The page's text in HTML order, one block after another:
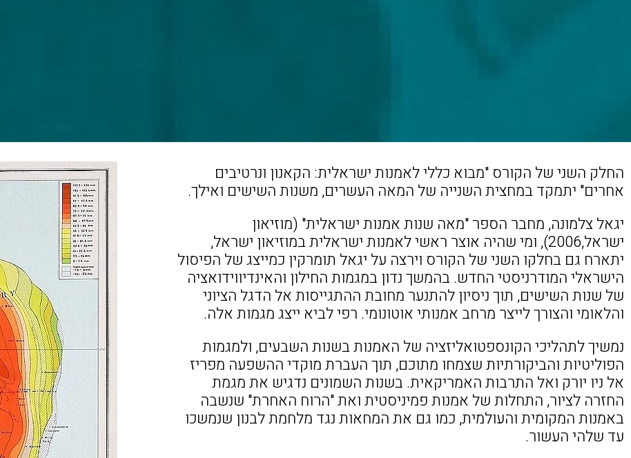
החלק השני של הקורס "מבוא כללי לאמנות ישראלית: הקאנון ונרטיבים
אחרים" יתמקד במחצית השנייה של המאה העשרים, משנות השישים ואילך.
יגאל צלמונה, מחבר הספר "מאה שנות אמנות ישראלית" (מוזיאון
ישראל,2006), ומי שהיה אוצר ראשי לאמנות ישראלית במוזיאון ישראל,
יתארח גם בחלקו השני של הקורס וירצה על יגאל תומרקין כמייצג של הפיסול
הישראלי המודרניסטי החדש. בהמשך נדון במגמות החילון והאינדיווידואציה
של שנות השישים, תוך ניסיון להתנער מחובת ההתגייסות אל הדגל הציוני
והלאומי והצורך לייצר מרחב אמנותי אוטונומי. רפי לביא ייצג מגמות אלה.
נמשיך לתהליכי הקונספטואליזציה של האמנות בשנות השבעים, ולמגמות
הפוליטיות והביקורתיות שצמחו מתוכם, תוך העברת מוקדי ההשפעה מפריז
אל ניו יורק ואל התרבות האמריקאית. בשנות השמונים נדגיש את מגמת
החזרה לציור, התחלות של אמנות פמיניסטית ואת "הרוח האחרת" שנשבה
באמנות המקומית והעולמית, כמו גם את המחאות נגד מלחמת לבנון שנמשכו
עד שלהי העשור.